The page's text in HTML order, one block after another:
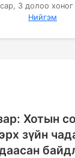
3 долоо хоног
Нийгэм
Хотын
зүйн